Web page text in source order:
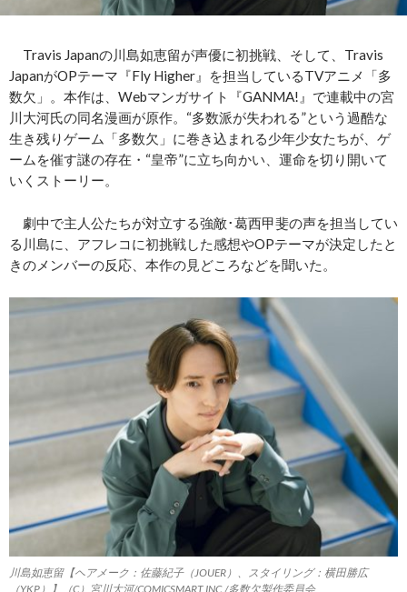
Travis Japanの川島如恵留が声優に初挑戦、そして、Travis
JapanがOPテーマ『Fly Higher』を担当しているTVアニメ「多
数欠」。本作は、Webマンガサイト『GANMA!』で連載中の宮
川大河氏の同名漫画が原作。“多数派が失われる”という過酷な
生き残りゲーム「多数欠」に巻き込まれる少年少女たちが、ゲ
ームを催す謎の存在・“皇帝”に立ち向かい、運命を切り開いて
いくストーリー。
劇中で主人公たちが対立する強敵･葛西甲斐の声を担当してい
る川島に、アフレコに初挑戦した感想やOPテーマが決定したと
きのメンバーの反応、本作の見どころなどを聞いた。
川島如恵留【ヘアメーク：佐藤紀子（JOUER）、スタイリング：横田勝広
（YKP）】（C）宮川大河/COMICSMART INC./多数欠製作委員会